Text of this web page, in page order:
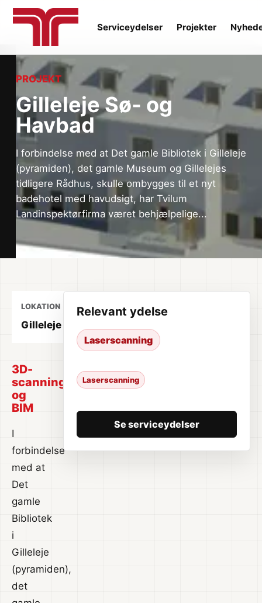
Serviceydelser Projekter
PROJEKT
Gilleleje Sø- og
Havbad
I forbindelse med at Det gamle Bibliotek i Gilleleje
(pyramiden), det gamle Museum og Gillelejes
tidligere Rådhus, skulle ombygges til et nyt
badehotel med havudsigt, har Tvilum
Landinspektørfirma været behjælpelige...
LOKATION
Gilleleje
ÅR YDELSE
3D-
scanning
og
BIM
I
forbindelse
med at
Det
gamle
Bibliotek
i
Gilleleje
(pyramiden),
det
Relevant ydelse
Laserscanning
Laserscanning
Se serviceydelser